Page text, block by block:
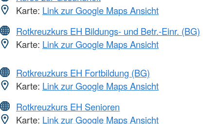
Karte: Link zur Google Maps Ansicht
Rotkreuzkurs EH Bildungs- und Betr.-Einr. (BG)
Karte: Link zur Google Maps Ansicht
Rotkreuzkurs EH Fortbildung (BG)
Karte: Link zur Google Maps Ansicht
Rotkreuzkurs EH Senioren
Karte: Link zur Google Maps Ansicht